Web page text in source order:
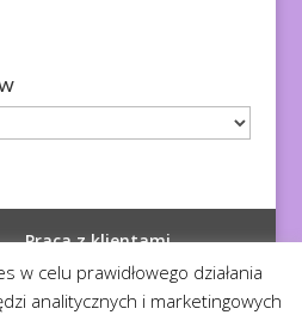
Praca z klientami
prywatności
w celu prawidłowego działania
analitycznych i marketingowych